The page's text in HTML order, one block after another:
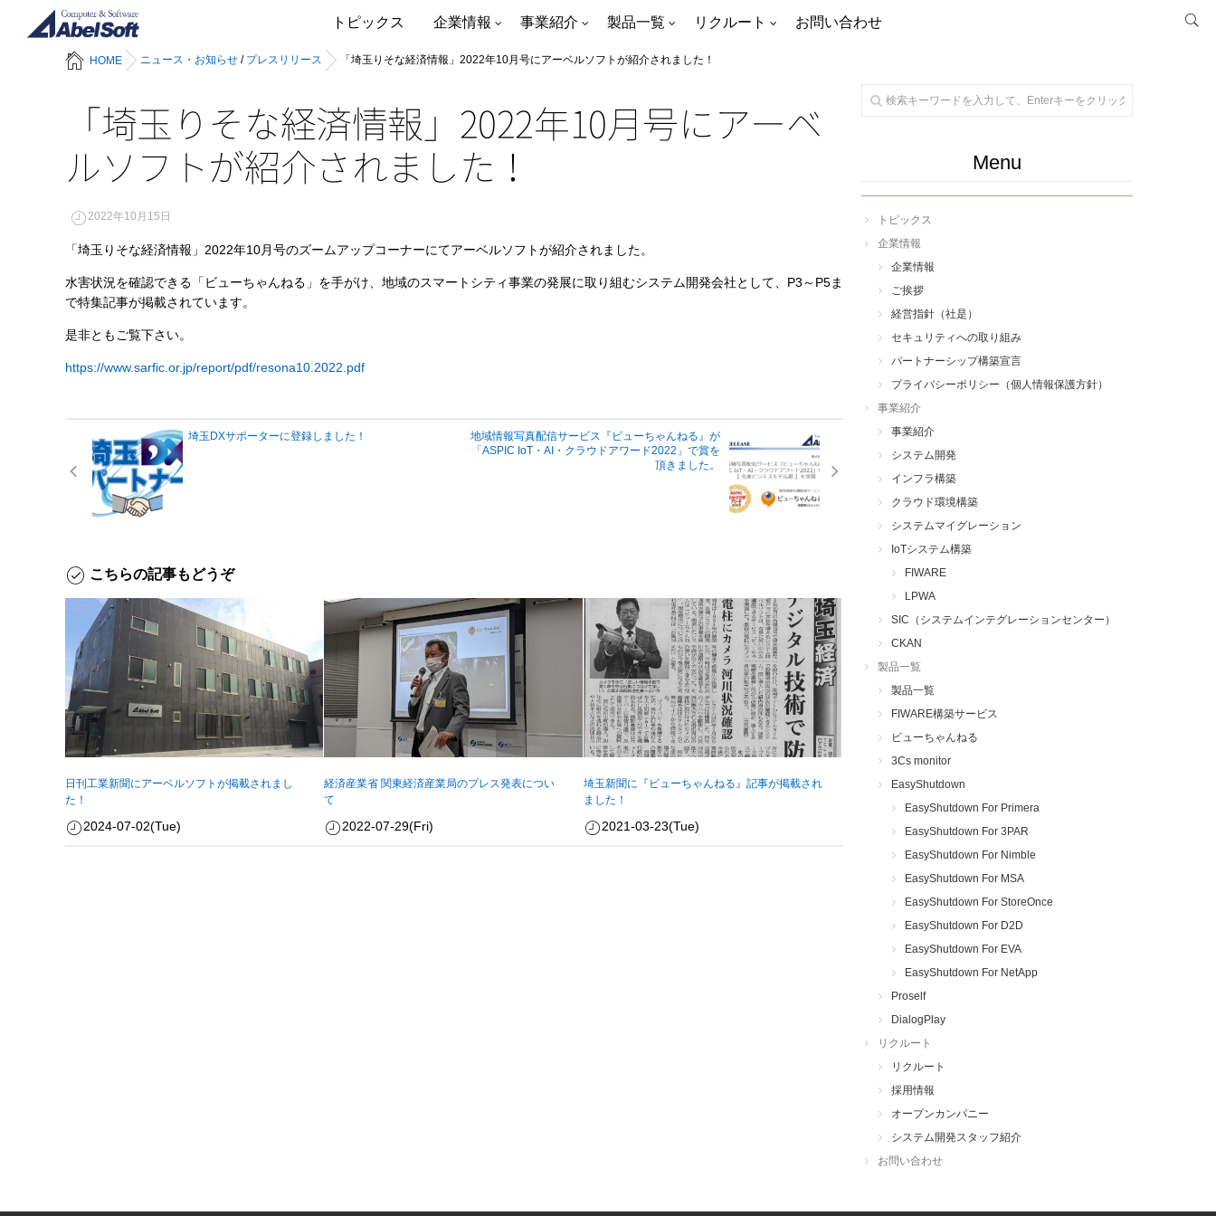
トピックス 企業情報 事業紹介 製品一覧 リクルート お問い合わせ
HOME ニュース・お知らせ / プレスリリース 「埼玉りそな経済情報」2022年10月号にアーベルソフトが紹介されました！
「埼玉りそな経済情報」2022年10月号にアーベ
ルソフトが紹介されました！
2022年10月15日
「埼玉りそな経済情報」2022年10月号のズームアップコーナーにてアーベルソフトが紹介されました。
水害状況を確認できる「ビューちゃんねる」を手がけ、地域のスマートシティ事業の発展に取り組むシステム開発会社として、P3～P5ま
で特集記事が掲載されています。
是非ともご覧下さい。
https://www.sarfic.or.jp/report/pdf/resona10.2022.pdf
埼玉DXサポーターに登録しました！
地域情報写真配信サービス『ビューちゃんねる』が
「ASPIC IoT・AI・クラウドアワード2022」で賞を
頂きました。
こちらの記事もどうぞ
日刊工業新聞にアーベルソフトが掲載されまし
た！
2024-07-02(Tue)
経済産業省 関東経済産業局のプレス発表につい
て
2022-07-29(Fri)
埼玉新聞に『ビューちゃんねる』記事が掲載され
ました！
2021-03-23(Tue)
Menu
トピックス
企業情報
企業情報
ご挨拶
経営指針（社是）
セキュリティへの取り組み
パートナーシップ構築宣言
プライバシーポリシー（個人情報保護方針）
事業紹介
事業紹介
システム開発
インフラ構築
クラウド環境構築
システムマイグレーション
IoTシステム構築
FIWARE
LPWA
SIC（システムインテグレーションセンター）
CKAN
製品一覧
製品一覧
FIWARE構築サービス
ビューちゃんねる
3Cs monitor
EasyShutdown
EasyShutdown For Primera
EasyShutdown For 3PAR
EasyShutdown For Nimble
EasyShutdown For MSA
EasyShutdown For StoreOnce
EasyShutdown For D2D
EasyShutdown For EVA
EasyShutdown For NetApp
Proself
DialogPlay
リクルート
リクルート
採用情報
オープンカンパニー
システム開発スタッフ紹介
お問い合わせ